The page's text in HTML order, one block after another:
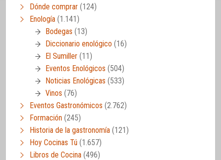
Dónde comprar (124)
Enología (1.141)
Bodegas (13)
Diccionario enológico (16)
El Sumiller (11)
Eventos Enológicos (504)
Noticias Enológicas (533)
Vinos (76)
Eventos Gastronómicos (2.762)
Formación (245)
Historia de la gastronomía (121)
Hoy Cocinas Tú (1.657)
Libros de Cocina (496)